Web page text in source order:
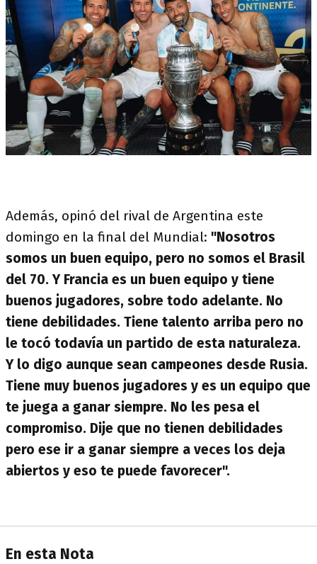
Además, opinó del rival de Argentina este
domingo en la final del Mundial: "Nosotros
somos un buen equipo, pero no somos el Brasil
del 70. Y Francia es un buen equipo y tiene
buenos jugadores, sobre todo adelante. No
tiene debilidades. Tiene talento arriba pero no
le tocó todavía un partido de esta naturaleza.
Y lo digo aunque sean campeones desde Rusia.
Tiene muy buenos jugadores y es un equipo que
te juega a ganar siempre. No les pesa el
compromiso. Dije que no tienen debilidades
pero ese ir a ganar siempre a veces los deja
abiertos y eso te puede favorecer".
En esta Nota